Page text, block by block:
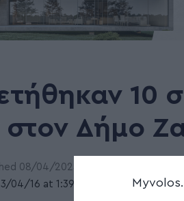
10
Δήμο
04/16 at 1:39 ΜΜ
08/04/2023